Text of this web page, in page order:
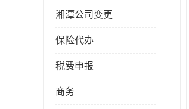
湘潭公司变更
保险代办
税费申报
商务